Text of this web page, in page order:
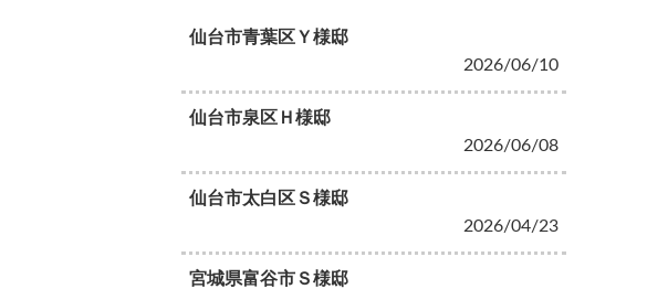
仙台市青葉区Ｙ様邸
2026/06/10
仙台市泉区Ｈ様邸
2026/06/08
仙台市太白区Ｓ様邸
2026/04/23
宮城県富谷市Ｓ様邸